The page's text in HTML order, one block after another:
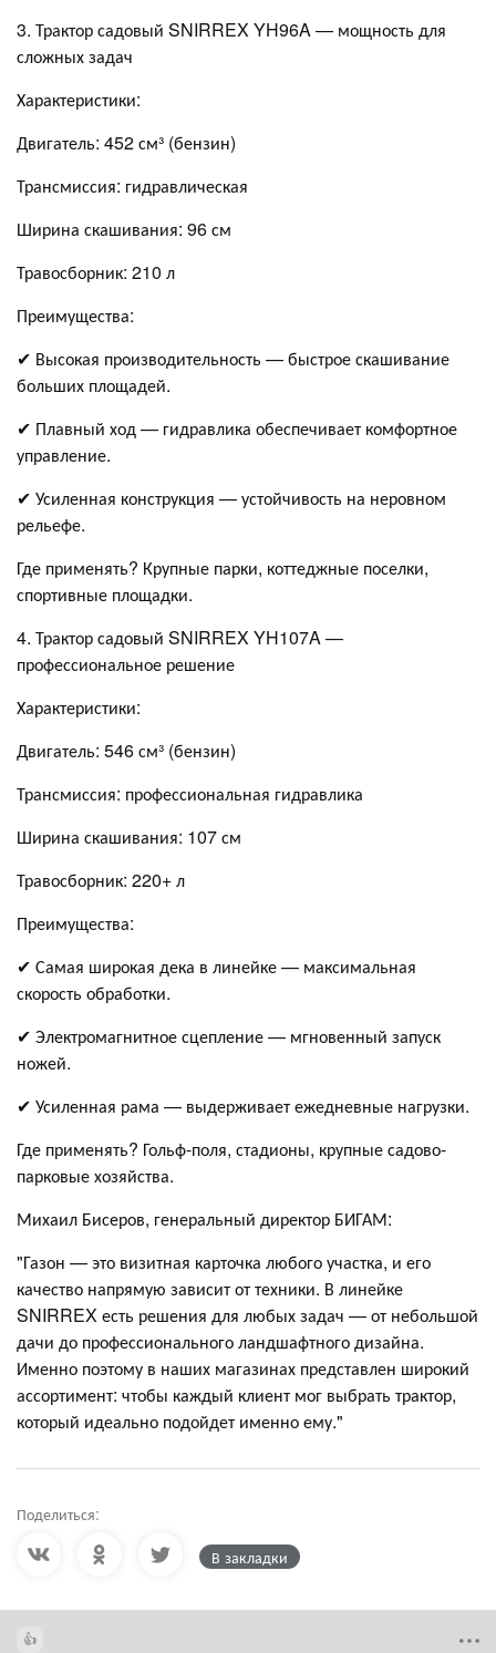
3. Трактор садовый SNIRREX YH96A — мощность для
сложных задач
Характеристики:
Двигатель: 452 см³ (бензин)
Трансмиссия: гидравлическая
Ширина скашивания: 96 см
Травосборник: 210 л
Преимущества:
✔ Высокая производительность — быстрое скашивание
больших площадей.
✔ Плавный ход — гидравлика обеспечивает комфортное
управление.
✔ Усиленная конструкция — устойчивость на неровном
рельефе.
Где применять? Крупные парки, коттеджные поселки,
спортивные площадки.
4. Трактор садовый SNIRREX YH107A —
профессиональное решение
Характеристики:
Двигатель: 546 см³ (бензин)
Трансмиссия: профессиональная гидравлика
Ширина скашивания: 107 см
Травосборник: 220+ л
Преимущества:
✔ Самая широкая дека в линейке — максимальная
скорость обработки.
✔ Электромагнитное сцепление — мгновенный запуск
ножей.
✔ Усиленная рама — выдерживает ежедневные нагрузки.
Где применять? Гольф-поля, стадионы, крупные садово-
парковые хозяйства.
Михаил Бисеров, генеральный директор БИГАМ:
"Газон — это визитная карточка любого участка, и его
качество напрямую зависит от техники. В линейке
SNIRREX есть решения для любых задач — от небольшой
дачи до профессионального ландшафтного дизайна.
Именно поэтому в наших магазинах представлен широкий
ассортимент: чтобы каждый клиент мог выбрать трактор,
который идеально подойдет именно ему."
Поделиться:
В закладки